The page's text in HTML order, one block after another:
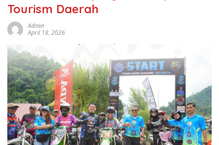
Tourism Daerah
Admin
April 18, 2026